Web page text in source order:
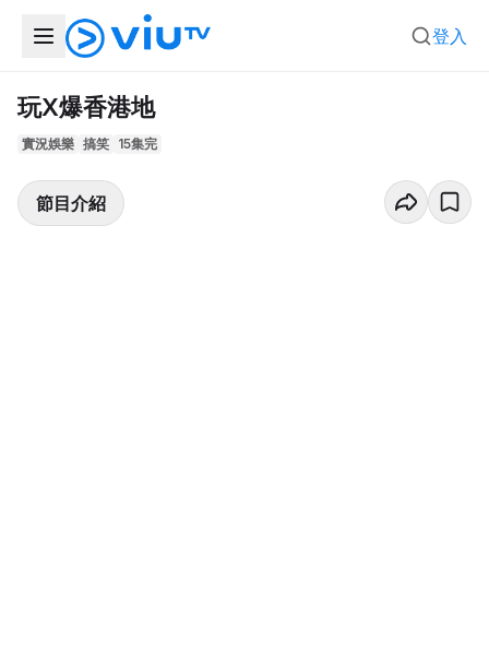
登入
玩X爆香港地
實況娛樂 搞笑 15集完
節目介紹